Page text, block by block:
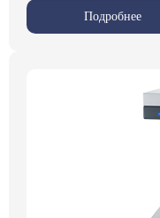
Подробнее